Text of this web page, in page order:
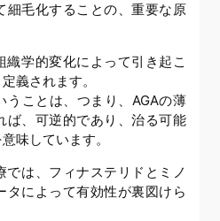
細毛化することの、重要な原
織学的変化によって引き起こ
義されます。
うことは、つまり、AGAの薄
ば、可逆的であり、治る可能
味しています。
では、フィナステリドとミノ
タによって有効性が裏図けら